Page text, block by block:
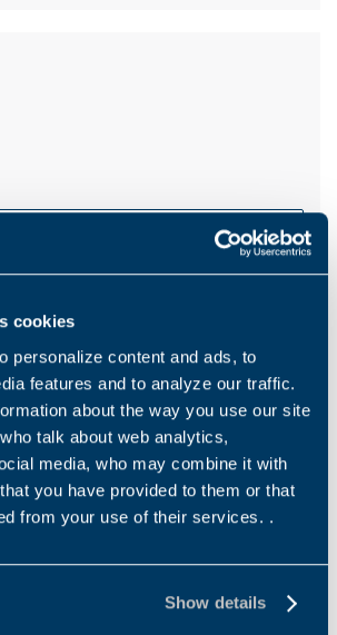
cookies
personalize content and ads, to
features and to analyze our traffic.
about the way you use our site
talk about web analytics,
media, who may combine it with
you have provided to them or that
from your use of their services. .
Show details
soluciones